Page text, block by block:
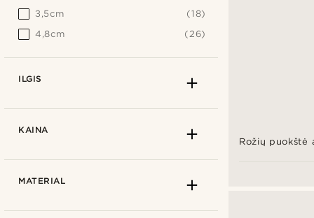
Rožių puokštė
3,5cm
(18)
4,8cm
(26)
ILGIS
KAINA
MATERIAL